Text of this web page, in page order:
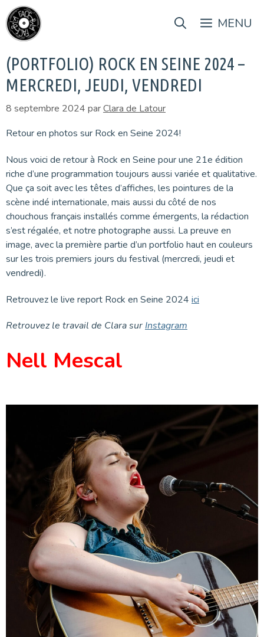
Aller
au
contenu
MENU
(PORTFOLIO) ROCK EN SEINE 2024 –
MERCREDI, JEUDI, VENDREDI
8 septembre 2024 parClara de Latour
Retour en photos sur Rock en Seine 2024!
Nous voici de retour à Rock en Seine pour une 21e édition
riche d’une programmation toujours aussi variée et qualitative.
Que ça soit avec les têtes d’affiches, les pointures de la
scène indé internationale, mais aussi du côté de nos
chouchous français installés comme émergents, la rédaction
s’est régalée, et notre photographe aussi. La preuve en
image, avec la première partie d’un portfolio haut en couleurs
sur les trois premiers jours du festival (mercredi, jeudi et
vendredi).
Retrouvez le live report Rock en Seine 2024 ici
Retrouvez le travail de Clara sur Instagram
Nell Mescal